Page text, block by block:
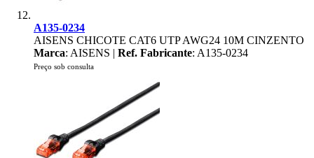
A135-0234
AISENS CHICOTE CAT6 UTP AWG24 10M CINZENTO
Marca: AISENS | Ref. Fabricante: A135-0234
Preço sob consulta